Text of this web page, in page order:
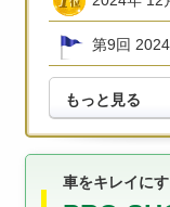
第9回
もっと見る
車をキレイに